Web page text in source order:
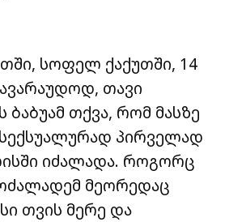
სოფელ ქაქუთში, 14
თავი
თქვა, რომ მასზე
პირველად
იძალადა. როგორც
მეორედაც
თვის მერე და